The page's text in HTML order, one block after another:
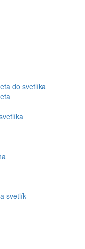
do svetlíka
svetlík